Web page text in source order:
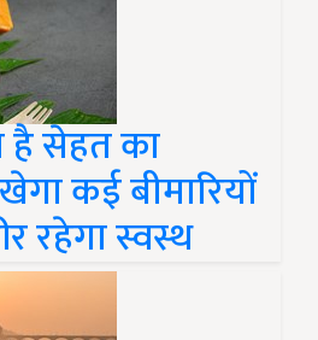
सेहत का
कई बीमारियों
रहेगा स्वस्थ